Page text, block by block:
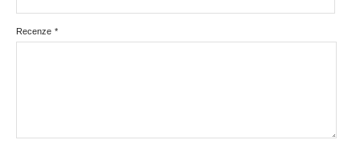
*
Recenze